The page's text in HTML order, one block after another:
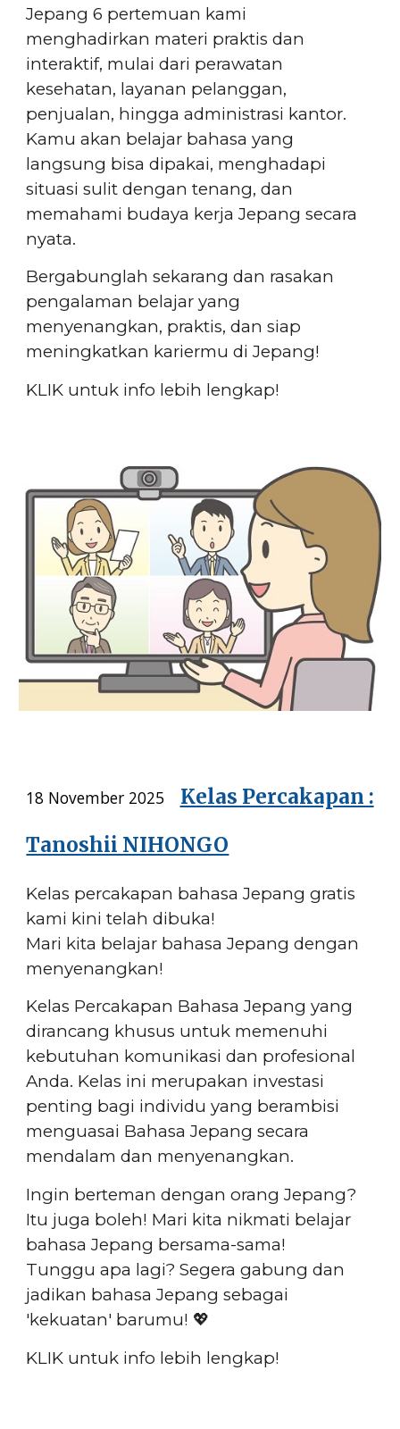
Jepang 6 pertemuan kami
menghadirkan materi praktis dan
interaktif, mulai dari perawatan
kesehatan, layanan pelanggan,
penjualan, hingga administrasi kantor.
Kamu akan belajar bahasa yang
langsung bisa dipakai, menghadapi
situasi sulit dengan tenang, dan
memahami budaya kerja Jepang secara
nyata.
Bergabunglah sekarang dan rasakan
pengalaman belajar yang
menyenangkan, praktis, dan siap
meningkatkan kariermu di Jepang!
KLIK untuk info lebih lengkap!
18 November 2025
Kelas Percakapan :
Tanoshii NIHONGO
Kelas percakapan bahasa Jepang gratis
kami kini telah dibuka!
Mari kita belajar bahasa Jepang dengan
menyenangkan!
Kelas Percakapan Bahasa Jepang yang
dirancang khusus untuk memenuhi
kebutuhan komunikasi dan profesional
Anda. Kelas ini merupakan investasi
penting bagi individu yang berambisi
menguasai Bahasa Jepang secara
mendalam dan menyenangkan.
Ingin berteman dengan orang Jepang?
Itu juga boleh! Mari kita nikmati belajar
bahasa Jepang bersama-sama!
Tunggu apa lagi? Segera gabung dan
jadikan bahasa Jepang sebagai
'kekuatan' barumu! 💖
KLIK untuk info lebih lengkap!